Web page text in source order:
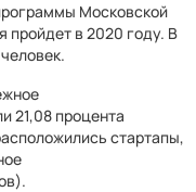
Московской
пройдет в 2020 году. В
21,08 процента
стартапы,